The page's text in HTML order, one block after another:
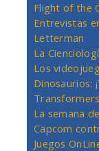
Flight of the
Entrevistas
Letterman
La
Los
Dinosaurios:
La semana
Capcom
Juegos